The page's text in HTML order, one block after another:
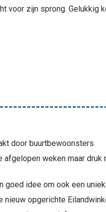
voor zijn sprong. Gelukkig
door buurtbewoonsters
afgelopen weken maar druk
goed idee om ook een
nieuw opgerichte